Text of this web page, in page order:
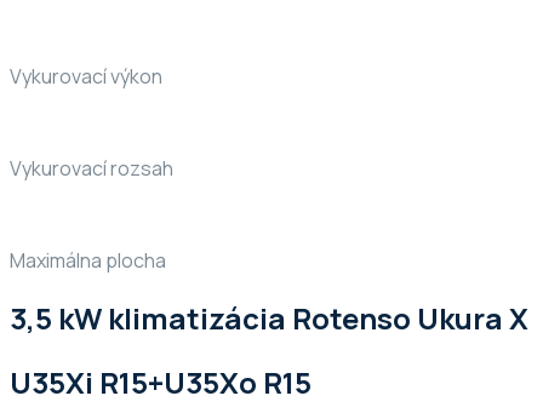
Vykurovací výkon
Vykurovací rozsah
Maximálna plocha
3,5 kW klimatizácia Rotenso Ukura X
U35Xi R15+U35Xo R15